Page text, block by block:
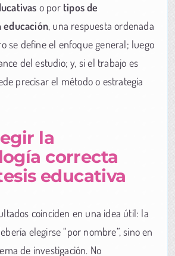
o por tipos de
educación, una respuesta ordenada
se define el enfoque general; luego
del estudio; y, si el trabajo es
precisar el método o estrategia
la
correcta
educativa
coinciden en una idea útil: la
elegirse “por nombre”, sino en
de investigación. No